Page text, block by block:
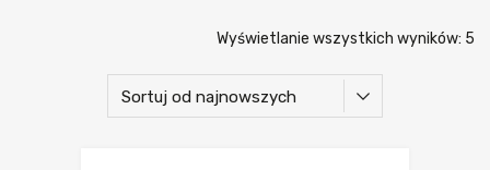
Wyświetlanie wszystkich wyników: 5